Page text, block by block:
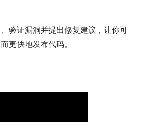
验证漏洞并提出修复建议，让你可
更快地发布代码。